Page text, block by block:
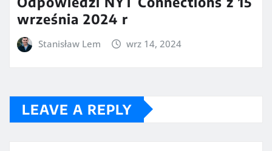
września 2024 r
Stanisław Lem wrz 14, 2024
LEAVE A REPLY